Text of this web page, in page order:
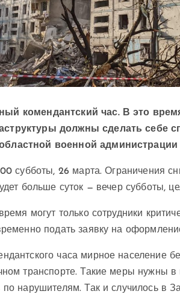
комендантский час. В это
должны сделать себе
военной администрации
субботы, 26 марта. Ограничения
больше суток — вечер субботы,
могут только сотрудники
подать заявку на
часа мирное население
транспорте. Такие меры нужны
нарушителям. Так и случилось в